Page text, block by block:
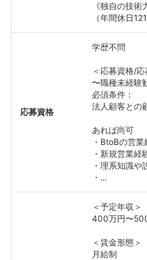
《独自の技
（年間休日
応募資格
学歴不問
＜応募資格/応
〜職種未経験
必須条件：
法人顧客との
あれば尚可
・BtoBの営業
・新規営業経
・理系知識や
・...
＜予定年収＞
400万円〜
＜賃金形態＞
月給制